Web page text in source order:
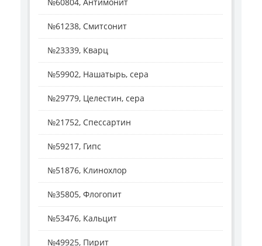
№61238, Смитсонит
№23339, Кварц
№59902, Нашатырь, сера
№29779, Целестин, сера
№21752, Спессартин
№59217, Гипс
№51876, Клинохлор
№35805, Флогопит
№53476, Кальцит
№49925, Пирит